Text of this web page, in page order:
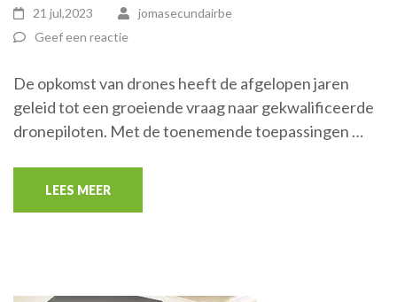
21 jul,2023
jomasecundairbe
Geef een reactie
De opkomst van drones heeft de afgelopen jaren
geleid tot een groeiende vraag naar gekwalificeerde
dronepiloten. Met de toenemende toepassingen …
LEES MEER